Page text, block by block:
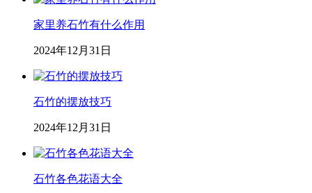
家里养石竹有什么作用
2024年12月31日
石竹的摆放技巧
2024年12月31日
石竹各色花语大全